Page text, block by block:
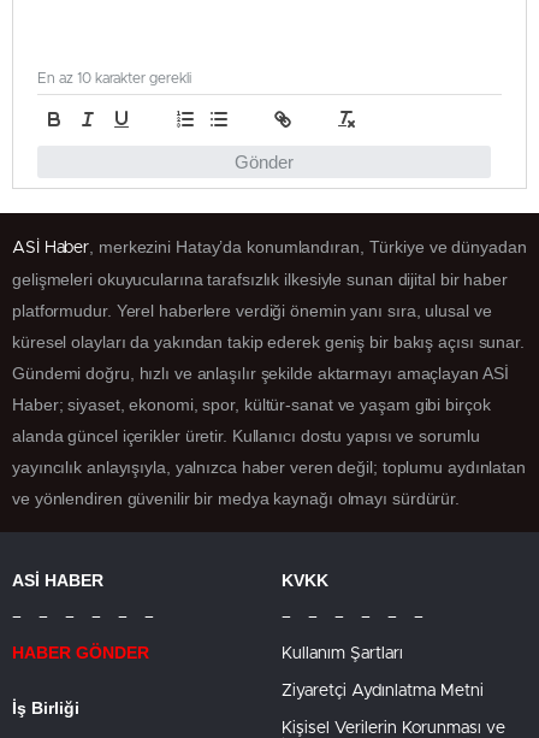
Gönder
En az 10 karakter gerekli
ASİ Haber , merkezini Hatay’da konumlandıran, Türkiye ve dünyadan
gelişmeleri okuyucularına tarafsızlık ilkesiyle sunan dijital bir haber
platformudur. Yerel haberlere verdiği önemin yanı sıra, ulusal ve
küresel olayları da yakından takip ederek geniş bir bakış açısı sunar.
Gündemi doğru, hızlı ve anlaşılır şekilde aktarmayı amaçlayan ASİ
Haber; siyaset, ekonomi, spor, kültür-sanat ve yaşam gibi birçok
alanda güncel içerikler üretir. Kullanıcı dostu yapısı ve sorumlu
yayıncılık anlayışıyla, yalnızca haber veren değil; toplumu aydınlatan
ve yönlendiren güvenilir bir medya kaynağı olmayı sürdürür.
ASİ HABER
– – – – – –
HABER GÖNDER
İş Birliği
KVKK
– – – – – –
Kullanım Şartları
Ziyaretçi Aydınlatma Metni
Kişisel Verilerin Korunması ve